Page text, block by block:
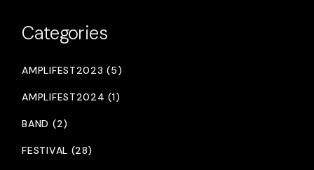
Categories
AMPLIFEST2023 (5)
AMPLIFEST2024 (1)
BAND (2)
FESTIVAL (28)